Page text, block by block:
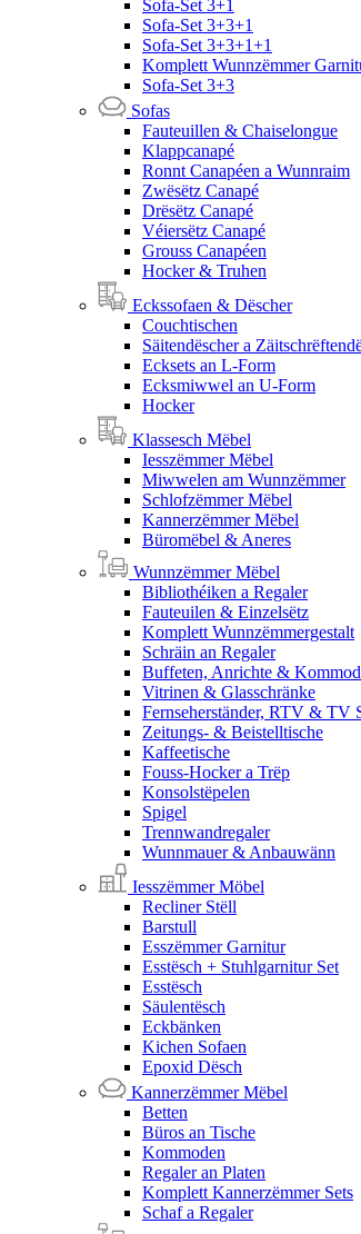
Sofa-Set 3+1
Sofa-Set 3+3+1
Sofa-Set 3+3+1+1
Komplett Wunnzëmmer
Sofa-Set 3+3
Sofas
Fauteuillen & Chaiselongue
Klappcanapé
Ronnt Canapéen a Wunnraim
Zwësëtz Canapé
Drësëtz Canapé
Véiersëtz Canapé
Grouss Canapéen
Hocker & Truhen
Eckssofaen & Dëscher
Couchtischen
Säitendëscher a
Ecksets an L-Form
Ecksmiwwel an U-Form
Hocker
Klassesch Mëbel
Iesszëmmer Mëbel
Miwwelen am Wunnzëmmer
Schlofzëmmer Mëbel
Kannerzëmmer Mëbel
Büromëbel & Aneres
Wunnzëmmer Mëbel
Bibliothéiken a Regaler
Fauteuilen & Einzelsëtz
Komplett Wunnzëmmergestalt
Schräin an Regaler
Buffeten, Anrichte &
Vitrinen & Glasschränke
Fernseherständer, RTV & TV
Zeitungs- & Beistelltische
Kaffeetische
Fouss-Hocker a Trëp
Konsolstëpelen
Spigel
Trennwandregaler
Wunnmauer & Anbauwänn
Iesszëmmer Möbel
Recliner Stëll
Barstull
Esszëmmer Garnitur
Esstësch + Stuhlgarnitur Set
Esstësch
Säulentësch
Eckbänken
Kichen Sofaen
Epoxid Dësch
Kannerzëmmer Mëbel
Betten
Büros an Tische
Kommoden
Regaler an Platen
Komplett Kannerzëmmer Sets
Schaf a Regaler